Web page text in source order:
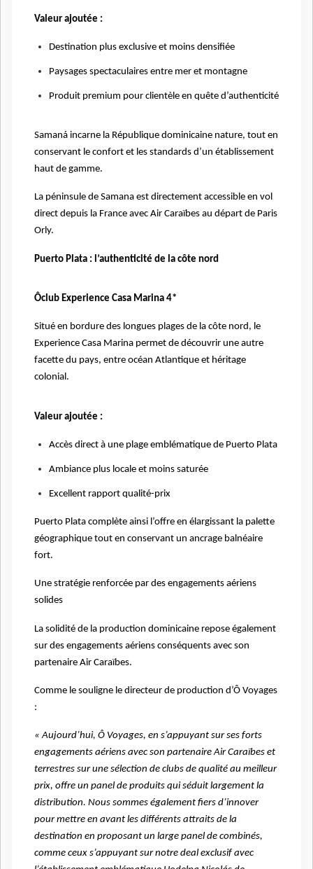
Valeur ajoutée :
Destination plus exclusive et moins densifiée
Paysages spectaculaires entre mer et montagne
Produit premium pour clientèle en quête d’authenticité
Samaná incarne la République dominicaine nature, tout en
conservant le confort et les standards d’un établissement
haut de gamme.
La péninsule de Samana est directement accessible en vol
direct depuis la France avec Air Caraïbes au départ de Paris
Orly.
Puerto Plata : l’authenticité de la côte nord
Ôclub Experience Casa Marina 4*
Situé en bordure des longues plages de la côte nord, le
Experience Casa Marina permet de découvrir une autre
facette du pays, entre océan Atlantique et héritage
colonial.
Valeur ajoutée :
Accès direct à une plage emblématique de Puerto Plata
Ambiance plus locale et moins saturée
Excellent rapport qualité-prix
Puerto Plata complète ainsi l’offre en élargissant la palette
géographique tout en conservant un ancrage balnéaire
fort.
Une stratégie renforcée par des engagements aériens
solides
La solidité de la production dominicaine repose également
sur des engagements aériens conséquents avec son
partenaire Air Caraïbes.
Comme le souligne le directeur de production d’Ô Voyages
:
« Aujourd’hui, Ô Voyages, en s’appuyant sur ses forts
engagements aériens avec son partenaire Air Caraïbes et
terrestres sur une sélection de clubs de qualité au meilleur
prix, offre un panel de produits qui séduit largement la
distribution. Nous sommes également fiers d’innover
pour mettre en avant les différents attraits de la
destination en proposant un large panel de combinés,
comme ceux s’appuyant sur notre deal exclusif avec